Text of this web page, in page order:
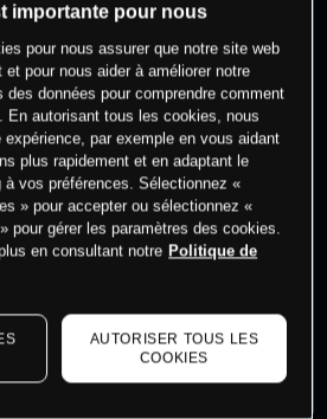
ont une position à
à trader
du marché.Log into see latest
market data
importante pour nous
pour nous assurer que notre site web
pour nous aider à améliorer notre
données pour comprendre comment
En autorisant tous les cookies, nous
par exemple en vous aidant
plus rapidement et en adaptant le
à vos préférences. Sélectionnez «
» pour accepter ou sélectionnez «
pour gérer les paramètres des cookies.
en consultant notre Politique de
AUTORISER TOUS LES
COOKIES